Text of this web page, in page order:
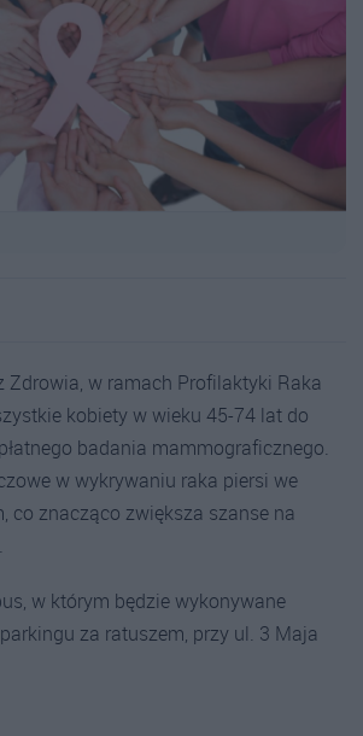
Zdrowia, w ramach Profilaktyki Raka
kobiety w wieku 45-74 lat do
badania mammograficznego.
w wykrywaniu raka piersi we
co znacząco zwiększa szanse na
w którym będzie wykonywane
za ratuszem, przy ul. 3 Maja